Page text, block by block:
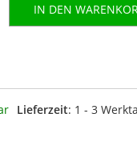
IN DEN
Lieferzeit: 1 - 3